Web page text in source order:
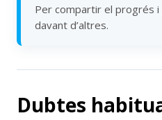
Per compartir el progrés
davant d’altres.
Dubtes